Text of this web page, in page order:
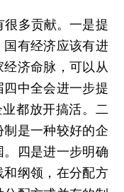
多贡献。一是提
有经济应该有进
济命脉，可以从
中全会进一步提
都放开搞活。二
是一种较好的企
四是进一步明确
纲领，在分配方